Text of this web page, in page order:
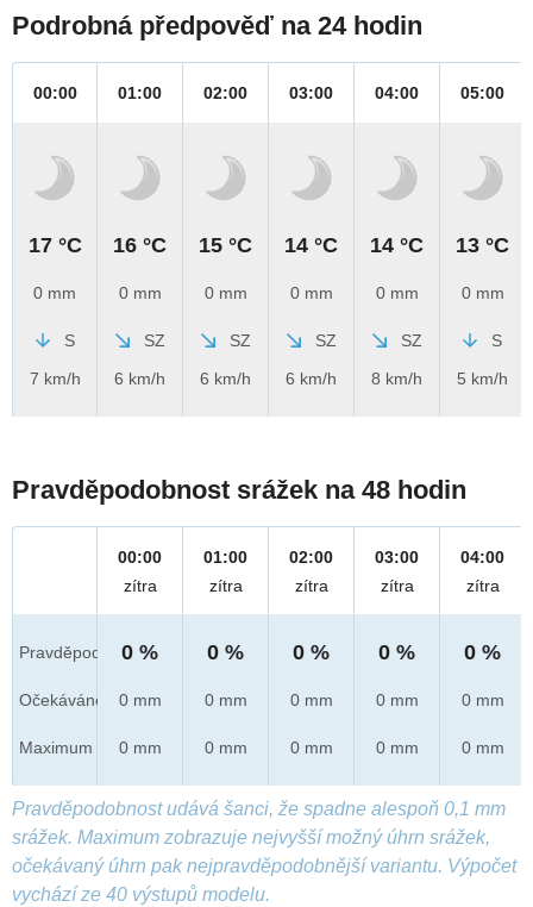
Podrobná předpověď na 24 hodin
00:00
17 °C
0 mm
S
7 km/h
01:00
16 °C
0 mm
SZ
6 km/h
02:00
15 °C
0 mm
SZ
6 km/h
03:00
14 °C
0 mm
SZ
6 km/h
04:00
14 °C
0 mm
SZ
8 km/h
05:00
13 °C
0 mm
S
5 km/h
Pravděpodobnost srážek na 48 hodin
Pravděpod.
Očekáváno
Maximum
00:00
zítra
0 %
0 mm
0 mm
01:00
zítra
0 %
0 mm
0 mm
02:00
zítra
0 %
0 mm
0 mm
03:00
zítra
0 %
0 mm
0 mm
04:00
zítra
0 %
0 mm
0 mm
Pravděpodobnost udává šanci, že spadne alespoň 0,1 mm
srážek. Maximum zobrazuje nejvyšší možný úhrn srážek,
očekávaný úhrn pak nejpravděpodobnější variantu. Výpočet
vychází ze 40 výstupů modelu.